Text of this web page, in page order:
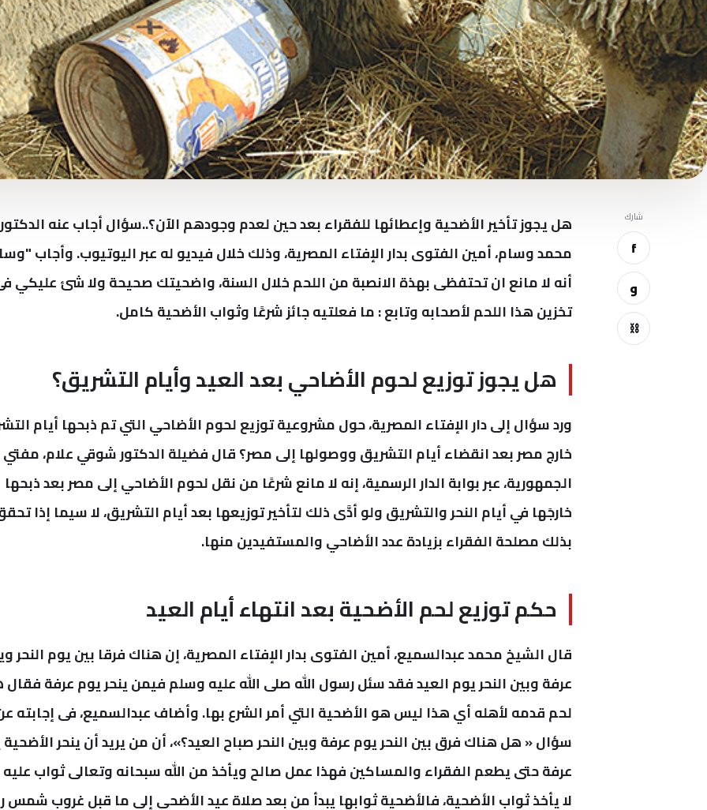
شارك
f
و
⛓
هل يجوز تأخير الأضحية وإعطائها للفقراء بعد حين لعدم وجودهم الآن؟..سؤال أجاب عنه الدكتور
محمد وسام، أمين الفتوى بدار الإفتاء المصرية، وذلك خلال فيديو له عبر اليوتيوب.وأجاب
أنه لا مانع ان تحتفظى بهذة الانصبة من اللحم خلال السنة، واضحيتك صحيحة ولا شئ عليكي
تخزين هذا اللحم لأصحابهوتابع : ما فعلتيه جائز شرعًا وثواب الأضحية كامل.
هل يجوز توزيع لحوم الأضاحي بعد العيد وأيام التشريق؟
ورد سؤال إلى دار الإفتاء المصرية، حول مشروعية توزيع لحوم الأضاحي التي تم ذبحها أيام
خارج مصر بعد انقضاء أيام التشريق ووصولها إلى مصر؟قال فضيلة الدكتور شوقي علام، مفتي
الجمهورية، عبر بوابة الدار الرسمية، إنه لا مانع شرعًا من نقل لحوم الأضاحي إلى مصر بعد ذبحها
خارجَها في أيام النحر والتشريق ولو أدَّى ذلك لتأخير توزيعها بعد أيام التشريق، لا سيما إذا
بذلك مصلحة الفقراء بزيادة عدد الأضاحي والمستفيدين منها.
حكم توزيع لحم الأضحية بعد انتهاء أيام العيد
قال الشيخ محمد عبدالسميع، أمين الفتوى بدار الإفتاء المصرية، إن هناك فرقا بين يوم النحر
عرفة وبين النحر يوم العيد فقد سئل رسول الله صلى الله عليه وسلم فيمن ينحر يوم عرفة
لحم قدمه لأهله أي هذا ليس هو الأضحية التي أمر الشرع بها.وأضاف عبدالسميع، فى إجابته
سؤال « هل هناك فرق بين النحر يوم عرفة وبين النحر صباح العيد؟»، أن من يريد أن ينحر
عرفة حتى يطعم الفقراء والمساكين فهذا عمل صالح ويأخذ من الله سبحانه وتعالى ثواب عليه
لا يأخذ ثواب الأضحية، فالأضحية ثوابها يبدأ من بعد صلاة عيد الأضحي إلى ما قبل غروب شمس